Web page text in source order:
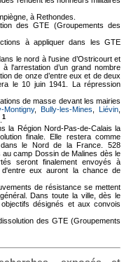
à Rethondes.
des GTE (Groupements des
à appliquer dans les GTE
le nord à l'usine d’Ostricourt et
l'arrestation d’un grand nombre
de onze d’entre eux et de deux
le 10 juin 1941. La répression
de masse devant les mairies
Montigny,Bully-les-Mines ,Liévin
1
la Région Nord-Pas-de-Calais la
finale. Elle restera comme
dans le Nord de la France. 528
camp Dossin de Malines dès le
seront finalement envoyés à
eux auront la chance de
de résistance se mettent
Dans toute la ville, dès le
désignés et aux convois
des GTE (Groupements